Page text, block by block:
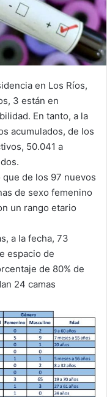
en Los Ríos,
3 están en
En tanto, a la
acumulados, de los
50.041 a
de los 97 nuevos
de sexo femenino
un rango etario
a la fecha, 73
espacio de
de 80% de
24 camas